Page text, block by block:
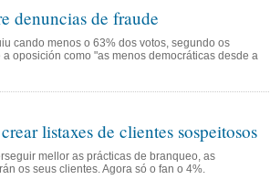
denuncias de fraude
cando menos o 63% dos votos, segundo os
oposición como "as menos democráticas desde a
listaxes de clientes sospeitosos
mellor as prácticas de branqueo, as
os seus clientes. Agora só o fan o 4%.